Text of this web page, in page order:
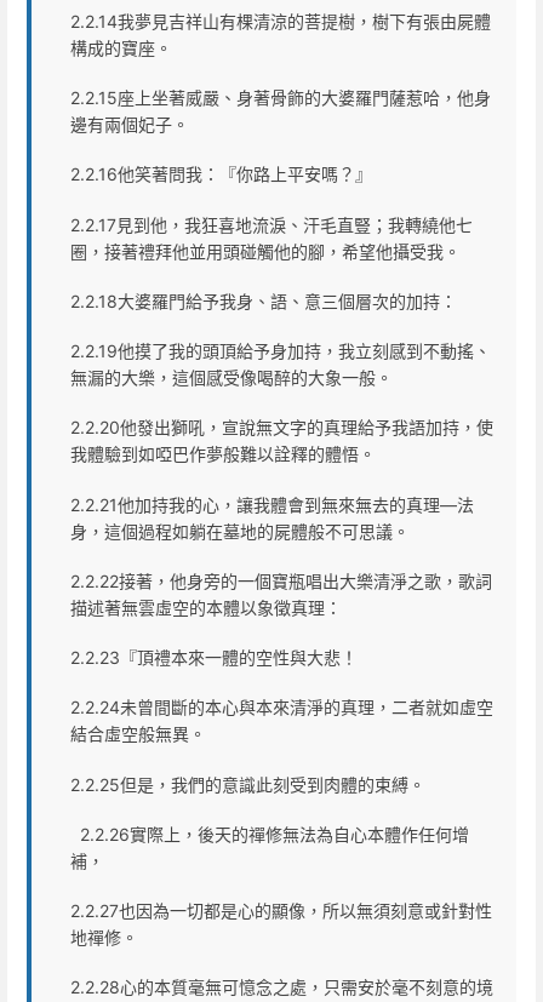
2.2.14我夢見吉祥山有棵清涼的菩提樹，樹下有張由屍體
構成的寶座。
2.2.15座上坐著威嚴、身著骨飾的大婆羅門薩惹哈，他身
邊有兩個妃子。
2.2.16他笑著問我：『你路上平安嗎？』
2.2.17見到他，我狂喜地流淚、汗毛直豎；我轉繞他七
圈，接著禮拜他並用頭碰觸他的腳，希望他攝受我。
2.2.18大婆羅門給予我身、語、意三個層次的加持：
2.2.19他摸了我的頭頂給予身加持，我立刻感到不動搖、
無漏的大樂，這個感受像喝醉的大象一般。
2.2.20他發出獅吼，宣說無文字的真理給予我語加持，使
我體驗到如啞巴作夢般難以詮釋的體悟。
2.2.21他加持我的心，讓我體會到無來無去的真理—法
身，這個過程如躺在墓地的屍體般不可思議。
2.2.22接著，他身旁的一個寶瓶唱出大樂清淨之歌，歌詞
描述著無雲虛空的本體以象徵真理：
2.2.23『頂禮本來一體的空性與大悲！
2.2.24未曾間斷的本心與本來清淨的真理，二者就如虛空
結合虛空般無異。
2.2.25但是，我們的意識此刻受到肉體的束縛。
2.2.26實際上，後天的禪修無法為自心本體作任何增
補，
2.2.27也因為一切都是心的顯像，所以無須刻意或針對性
地禪修。
2.2.28心的本質毫無可憶念之處，只需安於毫不刻意的境